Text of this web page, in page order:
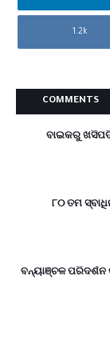
1.2k
COMMENTS
ବାଇକରୁ
୮୦ ତମ
ବନ୍ୟାଞ୍ଚଳ